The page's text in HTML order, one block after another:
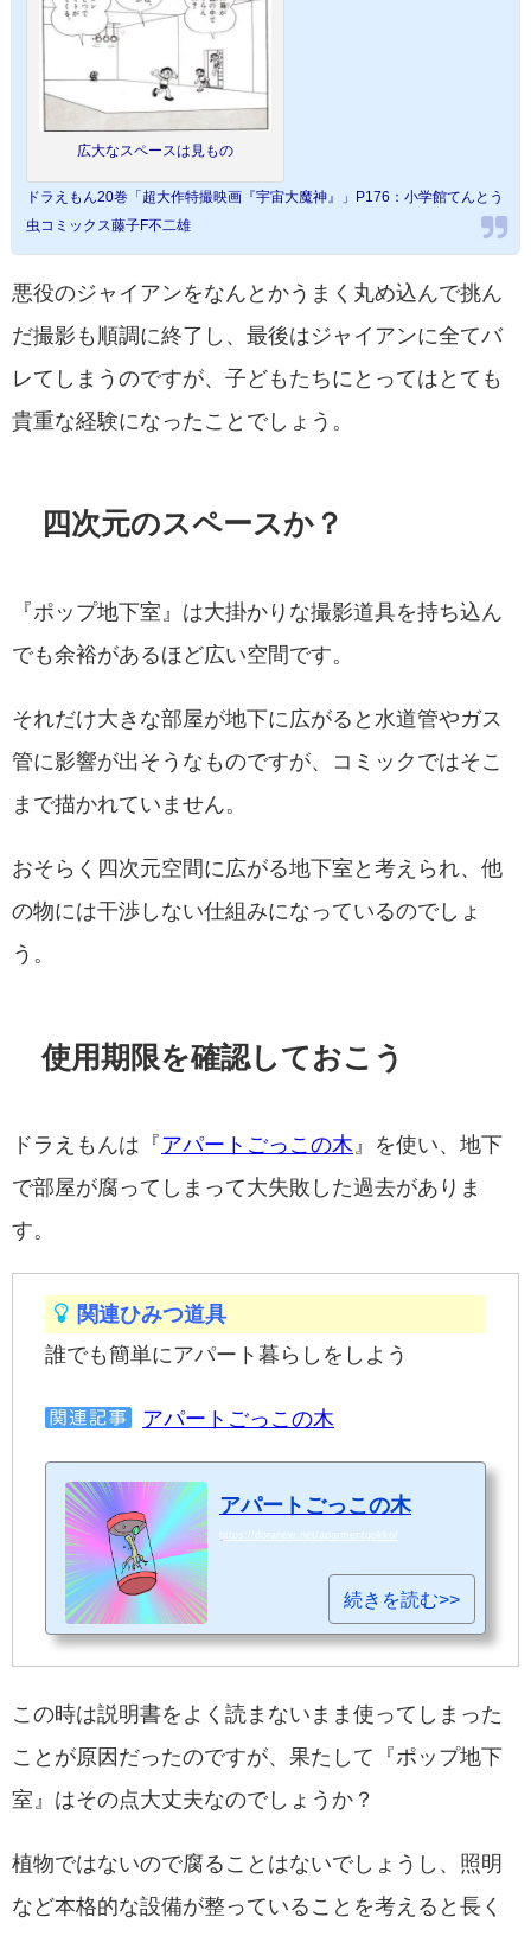
広大なスペースは見もの
ドラえもん20巻「超大作特撮映画『宇宙大魔神』」P176：小学館てんとう
虫コミックス藤子F不二雄
悪役のジャイアンをなんとかうまく丸め込んで挑ん
だ撮影も順調に終了し、最後はジャイアンに全てバ
レてしまうのですが、子どもたちにとってはとても
貴重な経験になったことでしょう。
四次元のスペースか？
『ポップ地下室』は大掛かりな撮影道具を持ち込ん
でも余裕があるほど広い空間です。
それだけ大きな部屋が地下に広がると水道管やガス
管に影響が出そうなものですが、コミックではそこ
まで描かれていません。
おそらく四次元空間に広がる地下室と考えられ、他
の物には干渉しない仕組みになっているのでしょ
う。
使用期限を確認しておこう
ドラえもんは『アパートごっこの木 』を使い、地下
で部屋が腐ってしまって大失敗した過去がありま
す。
関連ひみつ道具
誰でも簡単にアパート暮らしをしよう
アパートごっこの木
アパートごっこの木
https://doranew.net/aparmentgokko/
続きを読む>>
この時は説明書をよく読まないまま使ってしまった
ことが原因だったのですが、果たして『ポップ地下
室』はその点大丈夫なのでしょうか？
植物ではないので腐ることはないでしょうし、照明
など本格的な設備が整っていることを考えると長く